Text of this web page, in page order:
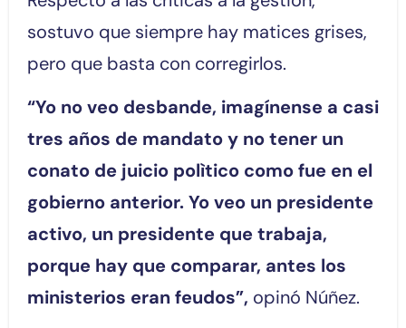
sostuvo que siempre hay matices grises,
pero que basta con corregirlos.
“Yo no veo desbande, imagínense a casi
tres años de mandato y no tener un
conato de juicio polìtico como fue en el
gobierno anterior. Yo veo un presidente
activo, un presidente que trabaja,
porque hay que comparar, antes los
ministerios eran feudos”, opinó Núñez.